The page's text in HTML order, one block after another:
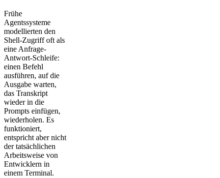
Frühe
Agentssysteme
modellierten den
Shell-Zugriff oft als
eine Anfrage-
Antwort-Schleife:
einen Befehl
ausführen, auf die
Ausgabe warten,
das Transkript
wieder in die
Prompts einfügen,
wiederholen. Es
funktioniert,
entspricht aber nicht
der tatsächlichen
Arbeitsweise von
Entwicklern in
einem Terminal.